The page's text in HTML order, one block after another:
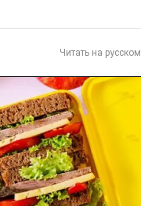
Читать на русском